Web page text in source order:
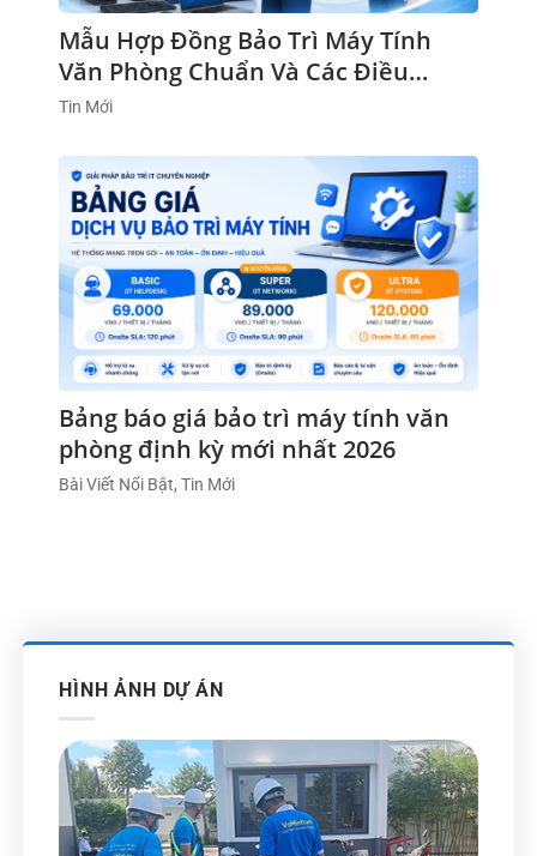
Mẫu Hợp Đồng Bảo Trì Máy Tính
Văn Phòng Chuẩn Và Các Điều
Khoản Cần Lưu Ý
Tin Mới
Bảng báo giá bảo trì máy tính văn
phòng định kỳ mới nhất 2026
Bài Viết Nổi Bật, Tin Mới
HÌNH ẢNH DỰ ÁN